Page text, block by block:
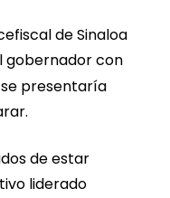
de Sinaloa
gobernador con
se presentaría
de estar
liderado